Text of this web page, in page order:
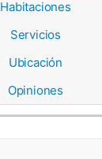
Habitaciones
Servicios
Ubicación
Opiniones